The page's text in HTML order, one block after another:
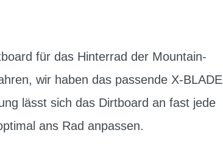
für das Hinterrad der Mountain-
wir haben das passende X-BLADE
lässt sich das Dirtboard an fast jede
ans Rad anpassen.